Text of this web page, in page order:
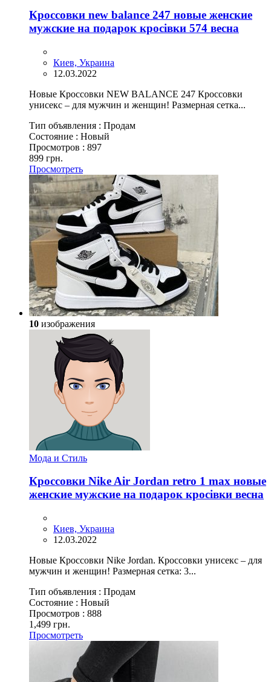
Кроссовки new balance 247 новые женские
мужские на подарок кросівки 574 весна
Киев, Украина
12.03.2022
Новые Кроссовки NEW BALANCE 247 Кроссовки
унисекс – для мужчин и женщин! Размерная сетка...
Тип объявления : Продам
Состояние : Новый
Просмотров : 897
899 грн.
Просмотреть
10 изображения
Мода и Стиль
Кроссовки Nike Air Jordan retro 1 max новые
женские мужские на подарок кросівки весна
Киев, Украина
12.03.2022
Новые Кроссовки Nike Jordan. Кроссовки унисекс – для
мужчин и женщин! Размерная сетка: 3...
Тип объявления : Продам
Состояние : Новый
Просмотров : 888
1,499 грн.
Просмотреть